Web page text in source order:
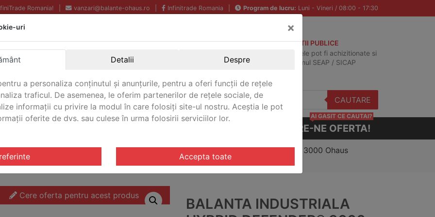
Romania! vanzari@balante-ohaus.ro Infinitrade Romania Program de lucru: Luni - Vineri / 08:00 - 17:30
Echipamente profesionale
pentru laborator.
Garantie Internationala.
ACHIZITII PUBLICE
Produsele pot fi achizitionate si
in sistemul SEAP / SICAP
CAUTARE
CERE-NE OFERTA!
AI GASIT CE CAUTAI?
otel inoxidabil Defender® Hybrid 3000/ Balanta industriala Hybrid Defender® 3000 Ohaus
Cere oferta pentru acest produs
BALANTA INDUSTRIALA
uri ×
Detalii Despre
a personaliza conținutul și anunțurile, pentru a oferi funcții de rețele
traficul. De asemenea, le oferim partenerilor de rețele sociale, de
informații cu privire la modul în care folosiți site-ul nostru. Aceștia le pot
oferite de dvs. sau culese în urma folosirii serviciilor lor.
Accepta toate